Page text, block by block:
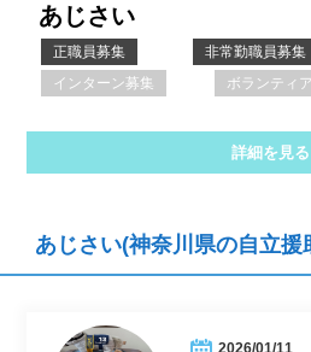
あじさい
正職員募集 非常勤職員募集
インターン募集
ボランティ
詳細を見る
あじさい(神奈川県の自立援
2026/01/11